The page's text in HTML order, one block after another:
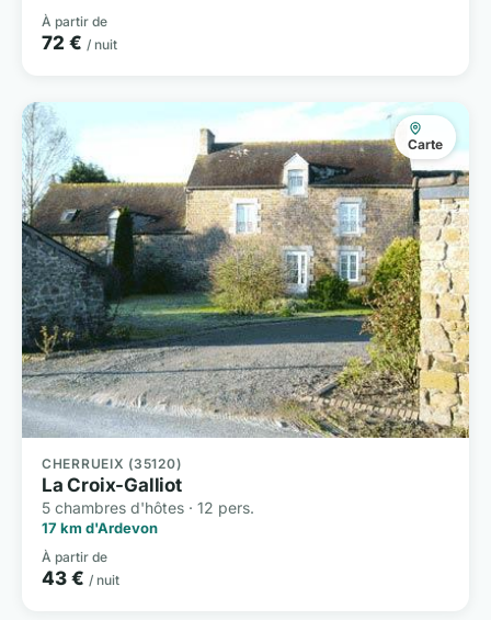
À partir de
72 € / nuit
Carte
CHERRUEIX (35120)
La Croix-Galliot
5 chambres d'hôtes · 12 pers.
17 km d'Ardevon
À partir de
43 € / nuit